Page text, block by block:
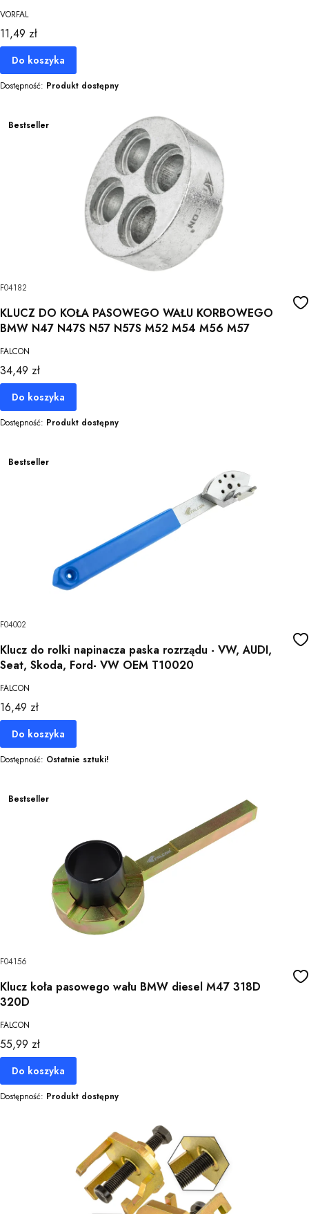
VORFAL
Cena
11,49 zł
Do koszyka
Dostępność: Produkt dostępny
Bestseller
F04182
KLUCZ DO KOŁA PASOWEGO WAŁU KORBOWEGO
BMW N47 N47S N57 N57S M52 M54 M56 M57
FALCON
Cena
34,49 zł
Do koszyka
Dostępność: Produkt dostępny
Bestseller
F04002
Klucz do rolki napinacza paska rozrządu - VW, AUDI,
Seat, Skoda, Ford- VW OEM T10020
FALCON
Cena
16,49 zł
Do koszyka
Dostępność: Ostatnie sztuki!
Bestseller
F04156
Klucz koła pasowego wału BMW diesel M47 318D
320D
FALCON
Cena
55,99 zł
Do koszyka
Dostępność: Produkt dostępny